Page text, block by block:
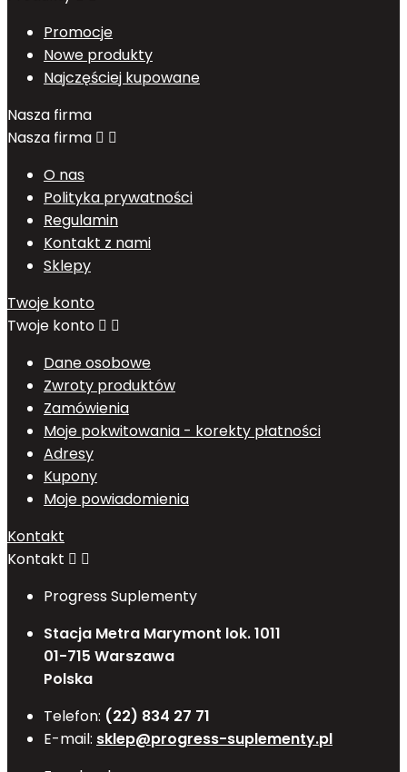
Promocje
Nowe produkty
Najczęściej kupowane
Nasza firma
Nasza firma  
O nas
Polityka prywatności
Regulamin
Kontakt z nami
Sklepy
Twoje konto
Twoje konto  
Dane osobowe
Zwroty produktów
Zamówienia
Moje pokwitowania - korekty płatności
Adresy
Kupony
Moje powiadomienia
Kontakt
Kontakt  
Progress Suplementy
Stacja Metra Marymont lok. 1011
01-715 Warszawa
Polska
Telefon: (22) 834 27 71
E-mail: sklep@progress-suplementy.pl